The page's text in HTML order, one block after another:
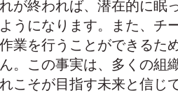
が終われば、潜在的に眠
うになります。また、チ
業を行うことができるた
。この事実は、多くの組
こそが目指す未来と信じ